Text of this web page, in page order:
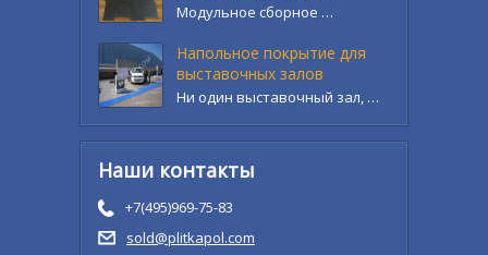
Модульное сборное …
Напольное покрытие для
выставочных залов
Ни один выставочный зал, …
Наши контакты
+7(495)969-75-83
sold@plitkapol.com